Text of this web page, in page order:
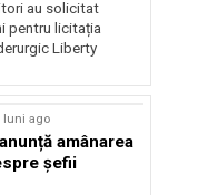
au solicitat
pentru licitația
Liberty
luni ago
amânarea
șefii